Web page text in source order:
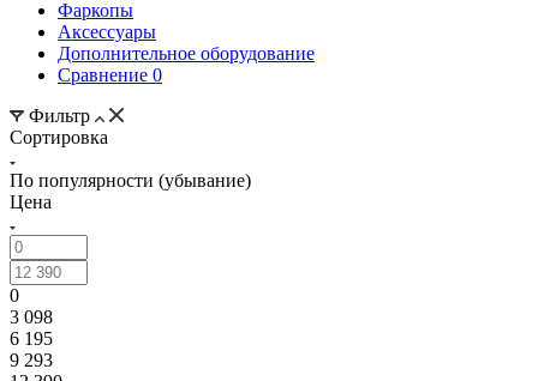
Фаркопы
Аксессуары
Дополнительное оборудование
Сравнение 0
Фильтр
Сортировка
По популярности (убывание)
Цена
0
3 098
6 195
9 293